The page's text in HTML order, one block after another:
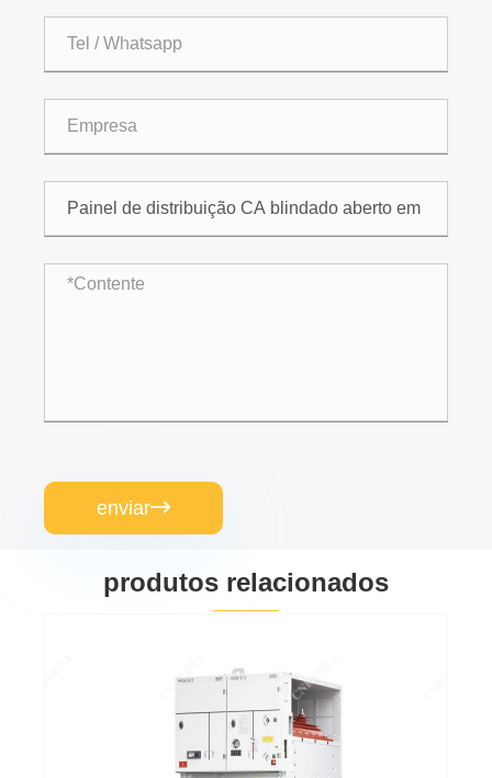
enviar
produtos relacionados